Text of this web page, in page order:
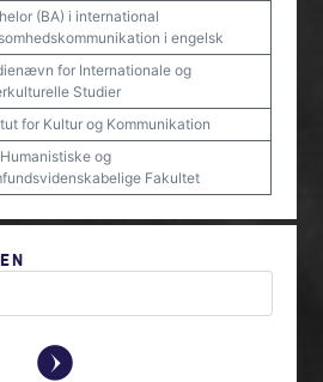
(BA) i international
i engelsk
for Internationale og
Studier
for Kultur og Kommunikation
og
Fakultet
y